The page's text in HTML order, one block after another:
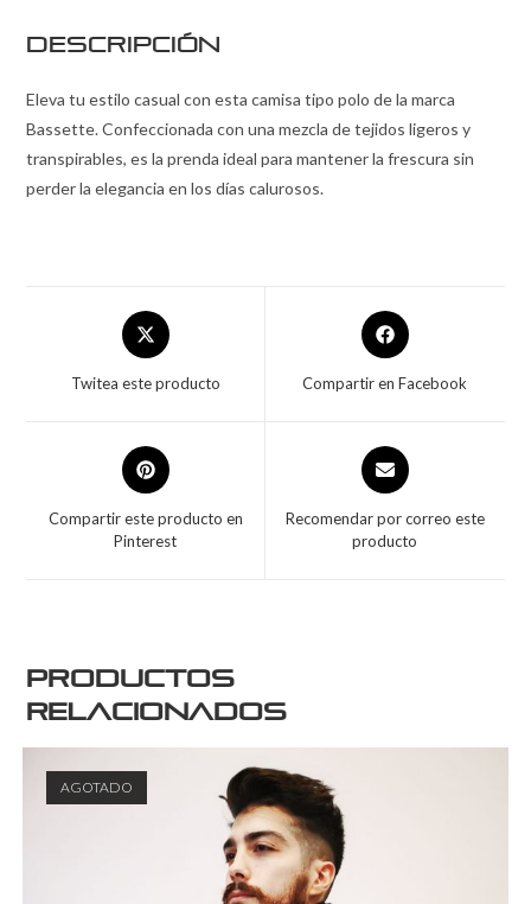
Descripción
Eleva tu estilo casual con esta camisa tipo polo de la marca
Bassette. Confeccionada con una mezcla de tejidos ligeros y
transpirables, es la prenda ideal para mantener la frescura sin
perder la elegancia en los días calurosos.
Twitea este producto Compartir en Facebook
Compartir este producto en
Pinterest
Recomendar por correo este
producto
Productos
relacionados
AGOTADO